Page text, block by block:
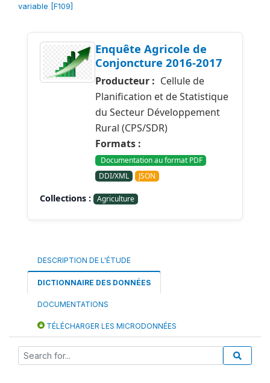
variable [F109]
Enquête Agricole de
Conjoncture 2016-2017
Producteur : Cellule de
Planification et de Statistique
du Secteur Développement
Rural (CPS/SDR)
Formats :
Documentation au format PDF
DDI/XML
JSON
Collections : Agriculture
DESCRIPTION DE L'ÉTUDE
DICTIONNAIRE DES DONNÉES
DOCUMENTATIONS
TÉLÉCHARGER LES MICRODONNÉES